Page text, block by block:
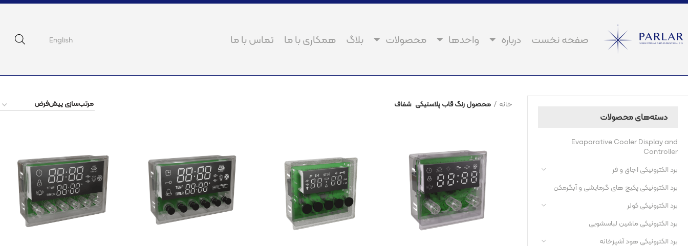
صفحه نخست درباره واحدها محصولات بلاگ همکاری با ما تماس با ما English
دسته‌های محصولات
Evaporative Cooler Display and
Controller
برد الکترونیکی اجاق و فر​
برد الکترونیکی پکیج های گرمایشی و آبگرمکن​
برد الکترونیکی کولر
برد الکترونیکی ماشین لباسشویی​
برد الکترونیکی هود آشپزخانه​
خانه محصول رنگ قاب پلاستیکی شفاف